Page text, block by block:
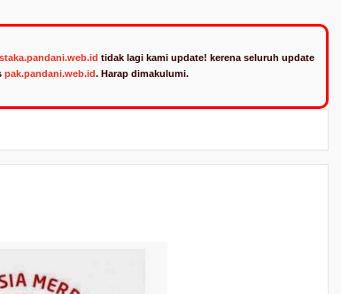
tidak lagi kami update! kerena seluruh update
pak.pandani.web.id. Harap dimakulumi.